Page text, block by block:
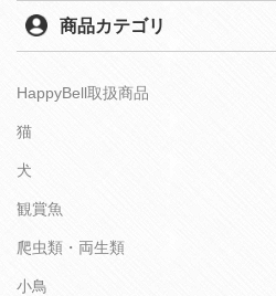
商品カテゴリ
HappyBell取扱商品
猫
犬
観賞魚
爬虫類・両生類
小鳥